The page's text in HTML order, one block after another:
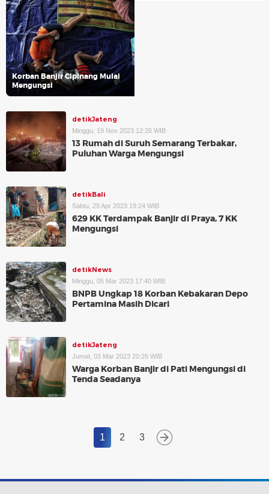
Korban Banjir Cipinang Mulai
Mengungsi
detikJateng
Minggu, 19 Nov 2023 12:26 WIB
13 Rumah di Suruh Semarang Terbakar,
Puluhan Warga Mengungsi
detikBali
Sabtu, 29 Apr 2023 19:24 WIB
629 KK Terdampak Banjir di Praya, 7 KK
Mengungsi
detikNews
Minggu, 05 Mar 2023 17:40 WIB
BNPB Ungkap 18 Korban Kebakaran Depo
Pertamina Masih Dicari
detikJateng
Jumat, 03 Mar 2023 20:26 WIB
Warga Korban Banjir di Pati Mengungsi di
Tenda Seadanya
1 2 3